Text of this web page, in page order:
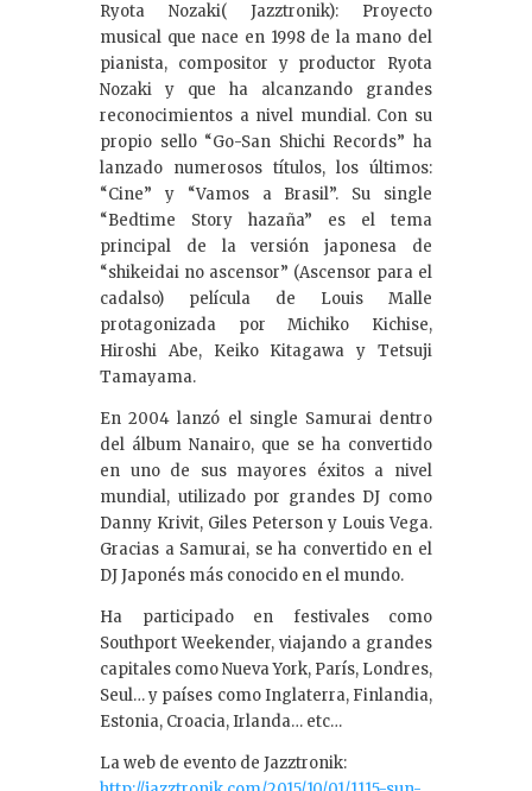
Ryota Nozaki( Jazztronik): Proyecto
musical que nace en 1998 de la mano del
pianista, compositor y productor Ryota
Nozaki y que ha alcanzando grandes
reconocimientos a nivel mundial. Con su
propio sello “Go-San Shichi Records” ha
lanzado numerosos títulos, los últimos:
“Cine” y “Vamos a Brasil”. Su single
“Bedtime Story hazaña” es el tema
principal de la versión japonesa de
“shikeidai no ascensor” (Ascensor para el
cadalso) película de Louis Malle
protagonizada por Michiko Kichise,
Hiroshi Abe, Keiko Kitagawa y Tetsuji
Tamayama.
En 2004 lanzó el single Samurai dentro
del álbum Nanairo, que se ha convertido
en uno de sus mayores éxitos a nivel
mundial, utilizado por grandes DJ como
Danny Krivit, Giles Peterson y Louis Vega.
Gracias a Samurai, se ha convertido en el
DJ Japonés más conocido en el mundo.
Ha participado en festivales como
Southport Weekender, viajando a grandes
capitales como Nueva York, París, Londres,
Seul… y países como Inglaterra, Finlandia,
Estonia, Croacia, Irlanda… etc…
La web de evento de Jazztronik: